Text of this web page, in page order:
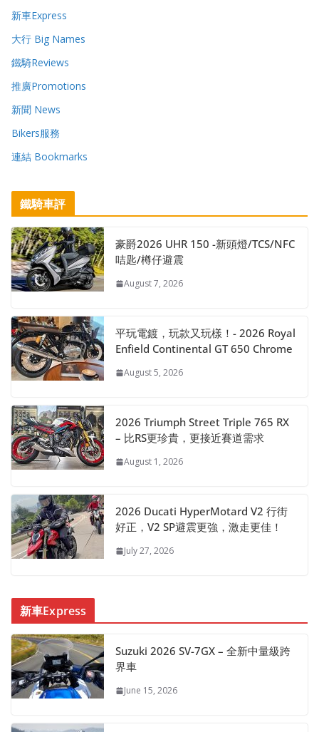
新車Express
大行 Big Names
鐵騎Reviews
推廣Promotions
新聞 News
Bikers服務
連結 Bookmarks
鐵騎車評
豪爵2026 UHR 150 -新頭燈/TCS/NFC
咭匙/樽仔避震
August 7, 2026
平玩電鍍，玩款又玩樣！- 2026 Royal
Enfield Continental GT 650 Chrome
August 5, 2026
2026 Triumph Street Triple 765 RX
– 比RS更珍貴，更接近賽道需求
August 1, 2026
2026 Ducati HyperMotard V2 行街
好正，V2 SP避震更強，激走更佳！
July 27, 2026
新車Express
Suzuki 2026 SV-7GX – 全新中量級跨
界車
June 15, 2026